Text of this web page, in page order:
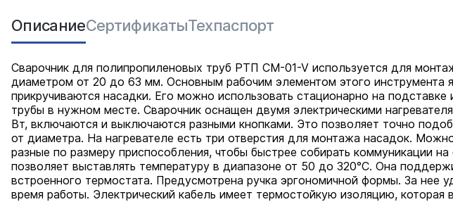
ОписаниеСертификатыТехпаспорт
Сварочник для полипропиленовых труб РТП CM-01-V используется для
диаметром от 20 до 63 мм. Основным рабочим элементом этого инструмента
прикручиваются насадки. Его можно использовать стационарно на подставке
трубы в нужном месте. Сварочник оснащен двумя электрическими
Вт, включаются и выключаются разными кнопками. Это позволяет точно
от диаметра. На нагревателе есть три отверстия для монтажа насадок.
разные по размеру приспособления, чтобы быстрее собирать коммуникации
позволяет выставлять температуру в диапазоне от 50 до 320°С. Она
встроенного термостата. Предусмотрена ручка эргономичной формы. За нее
время работы. Электрический кабель имеет термостойкую изоляцию, которая в